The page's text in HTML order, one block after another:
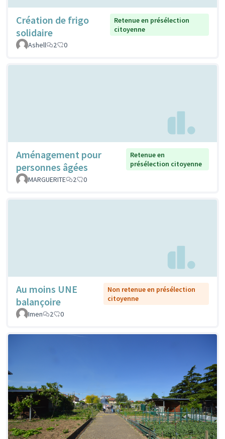
Création de frigo
solidaire
Retenue en présélection
citoyenne
Ashell
2 0
Aménagement pour
personnes âgées
Retenue en
présélection citoyenne
MARGUERITE
2 0
Au moins UNE
balançoire
Non retenue en présélection
citoyenne
Imen
2 0